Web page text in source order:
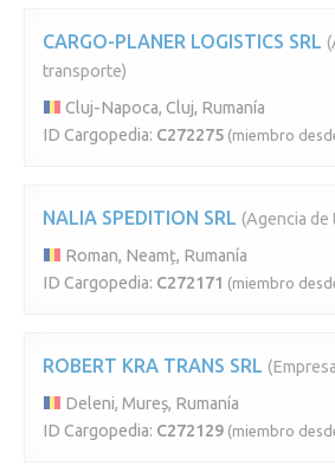
CARGO-PLANER LOGISTICS SRL
transporte)
Cluj-Napoca, Cluj, Rumanía
ID Cargopedia: C272275 (miembro
NALIA SPEDITION SRL (Agencia
Roman, Neamț, Rumanía
ID Cargopedia: C272171 (miembro
ROBERT KRA TRANS SRL
Deleni, Mureș, Rumanía
ID Cargopedia: C272129 (miembro